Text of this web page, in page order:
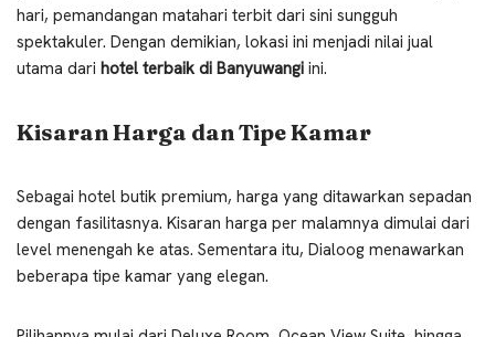
hari, pemandangan matahari terbit dari sini sungguh
spektakuler. Dengan demikian, lokasi ini menjadi nilai jual
utama dari hotel terbaik di Banyuwangi ini.
Kisaran Harga dan Tipe Kamar
Sebagai hotel butik premium, harga yang ditawarkan sepadan
dengan fasilitasnya. Kisaran harga per malamnya dimulai dari
level menengah ke atas. Sementara itu, Dialoog menawarkan
beberapa tipe kamar yang elegan.